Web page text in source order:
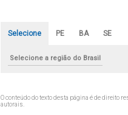
Selecione PE BA SE
Selecione a região do Brasil
O conteúdo do texto desta página é de direito
autorais